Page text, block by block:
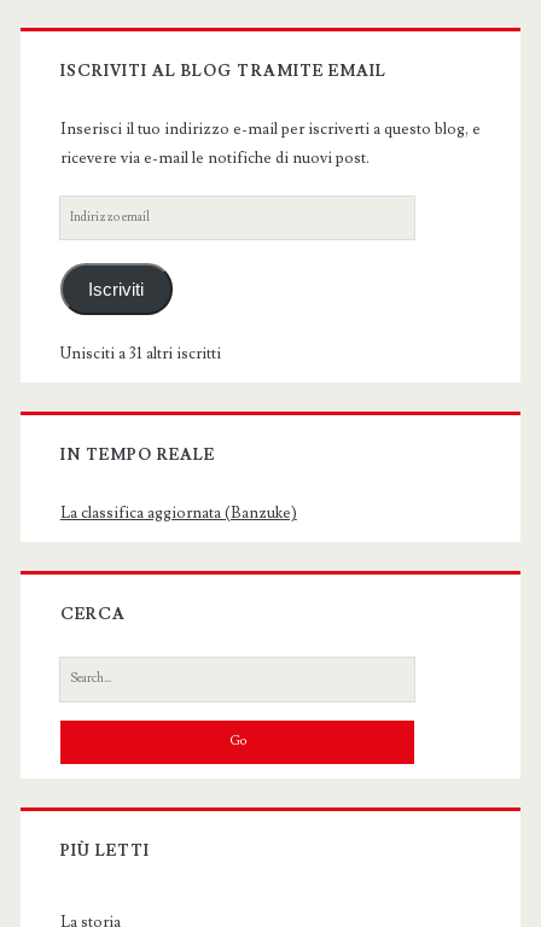
Primary
Sidebar
ISCRIVITI AL BLOG TRAMITE EMAIL
Inserisci il tuo indirizzo e-mail per iscriverti a questo blog, e
ricevere via e-mail le notifiche di nuovi post.
Indirizzo
email
Iscriviti
Unisciti a 31 altri iscritti
IN TEMPO REALE
La classifica aggiornata (Banzuke)
CERCA
Search
for:
PIÙ LETTI
La storia